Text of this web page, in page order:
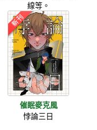
線等。
催眠麥克風
悖論三日